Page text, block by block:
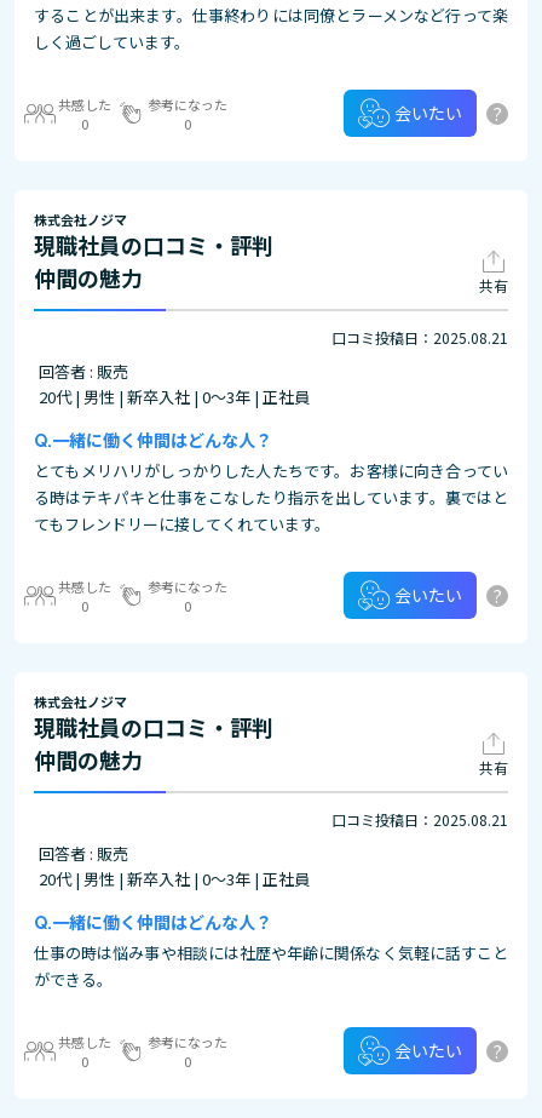
することが出来ます。仕事終わりには同僚とラーメンなど行って楽
しく過ごしています。
共感した
0
参考になった
0
会いたい ?
株式会社ノジマ
現職社員の口コミ・評判
仲間の魅力
共有
口コミ投稿日：2025.08.21
回答者 : 販売
20代 | 男性 | 新卒入社 | 0～3年 | 正社員
一緒に働く仲間はどんな人？
とてもメリハリがしっかりした人たちです。お客様に向き合ってい
る時はテキパキと仕事をこなしたり指示を出しています。裏ではと
てもフレンドリーに接してくれています。
共感した
0
参考になった
0
会いたい ?
株式会社ノジマ
現職社員の口コミ・評判
仲間の魅力
共有
口コミ投稿日：2025.08.21
回答者 : 販売
20代 | 男性 | 新卒入社 | 0～3年 | 正社員
一緒に働く仲間はどんな人？
仕事の時は悩み事や相談には社歴や年齢に関係なく気軽に話すこと
ができる。
共感した
0
参考になった
0
会いたい ?